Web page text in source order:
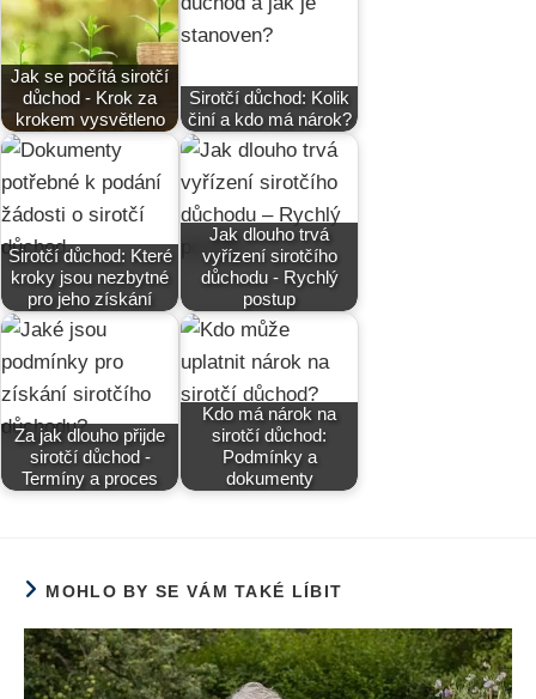
Jak se počítá sirotčí
důchod - Krok za
krokem vysvětleno
Sirotčí důchod: Kolik
činí a kdo má nárok?
Sirotčí důchod: Které
kroky jsou nezbytné
pro jeho získání
Jak dlouho trvá
vyřízení sirotčího
důchodu - Rychlý
postup
Za jak dlouho přijde
sirotčí důchod -
Termíny a proces
Kdo má nárok na
sirotčí důchod:
Podmínky a
dokumenty
MOHLO BY SE VÁM TAKÉ LÍBIT